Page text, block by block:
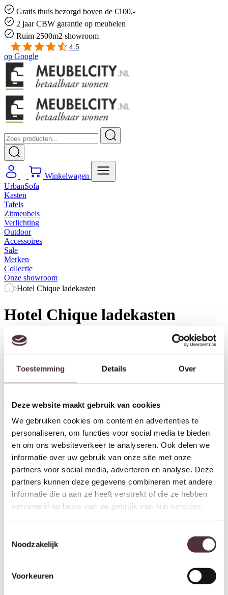
Toestemming Details Over
Deze website maakt gebruik van cookies
We gebruiken cookies om content en advertenties te
personaliseren, om functies voor social media te bieden
en om ons websiteverkeer te analyseren. Ook delen we
informatie over uw gebruik van onze site met onze
partners voor social media, adverteren en analyse. Deze
partners kunnen deze gegevens combineren met andere
informatie die u aan ze heeft verstrekt of die ze hebben
verzameld op basis van uw gebruik van hun services.
Noodzakelijk
Voorkeuren
Gratis thuis bezorgd boven de €100,-
2 jaar CBW garantie op meubelen
Ruim 2500m2 showroom
4.5
op Google
Winkelwagen
UrbanSofa
Kasten
Tafels
Zitmeubels
Verlichting
Outdoor
Accessoires
Sale
Merken
Collectie
Onze showroom
Hotel Chique ladekasten
Hotel Chique ladekasten
Herstel filters
Alle filters
90x45x80 cm mangohout
679,00